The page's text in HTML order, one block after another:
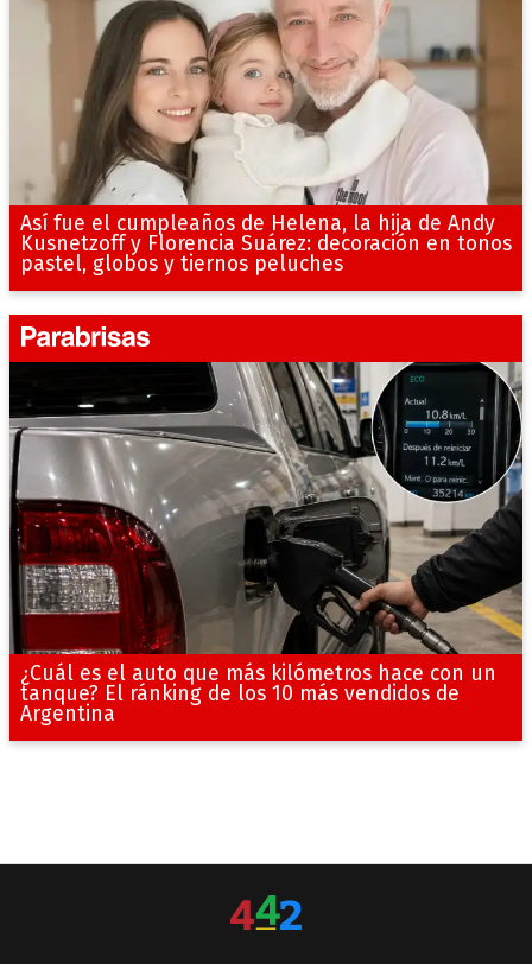
Así fue el cumpleaños de Helena, la hija de Andy
Kusnetzoff y Florencia Suárez: decoración en tonos
pastel, globos y tiernos peluches
¿Cuál es el auto que más kilómetros hace con un
tanque? El ránking de los 10 más vendidos de
Argentina